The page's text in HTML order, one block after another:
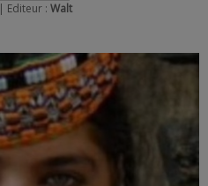
| Editeur : Walt